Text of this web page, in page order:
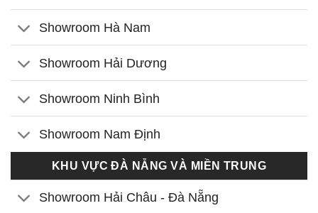
Showroom Hà Nam
Showroom Hải Dương
Showroom Ninh Bình
Showroom Nam Định
KHU VỰC ĐÀ NẴNG VÀ MIỀN TRUNG
Showroom Hải Châu - Đà Nẵng